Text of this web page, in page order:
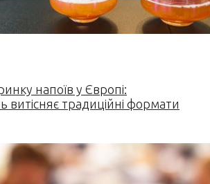
напоїв у Європі:
витісняє традиційні формати